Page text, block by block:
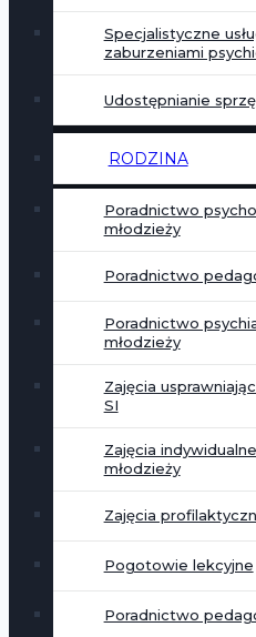
Specjalistyczne
zaburzeniami
Udostępnianie
RODZINA
Poradnictwo
młodzieży
Poradnictwo
Poradnictwo
młodzieży
Zajęcia
SI
Zajęcia
młodzieży
Zajęcia
Pogotowie lekcyjne
Poradnictwo